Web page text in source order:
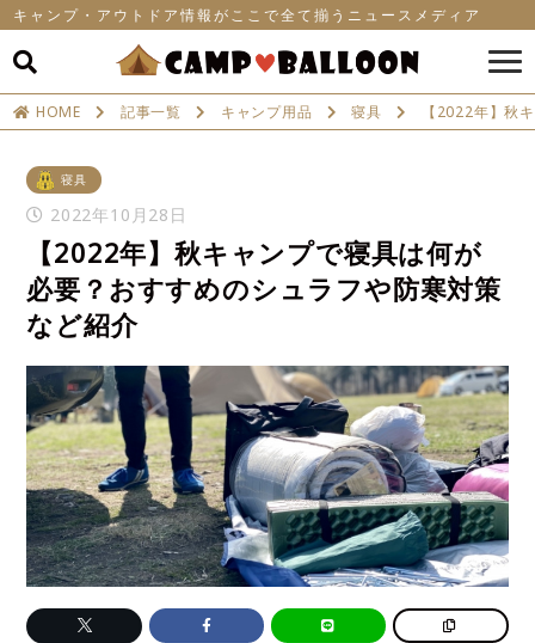
キャンプ・アウトドア情報がここで全て揃うニュースメディア
HOME 記事一覧 キャンプ用品 寝具 【2022年】秋
寝具
2022年10月28日
【2022年】秋キャンプで寝具は何が
必要？おすすめのシュラフや防寒対策
など紹介